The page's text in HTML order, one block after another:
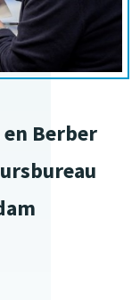
Berber